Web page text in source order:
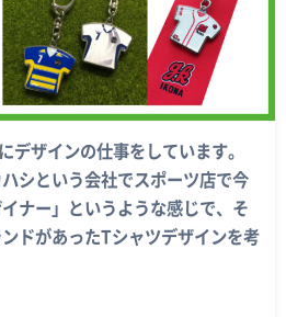
ザインの仕事をしています。
シという会社でスポーツ店で今
ナー」というような感じで、そ
ドがあったTシャツデザインを考